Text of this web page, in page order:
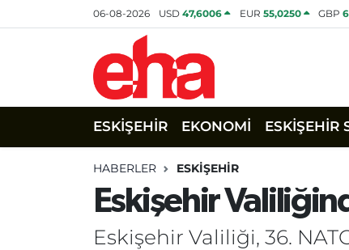
06-08-2026 USD47,6006 EUR 55,0250 GBP
ESKİŞEHİR EKONOMİ ESKİŞEHİR
HABERLER ESKİŞEHİR
Eskişehir
Eskişehir Valiliği, 36.